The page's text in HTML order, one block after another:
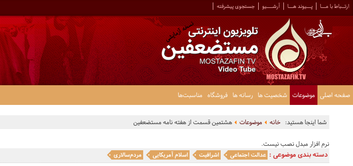
ارتــباط با مـــا پـــیوند هـــا آرشــــیو جستجوی پیشرفته
صفحه اصلی موضوعات شخصیت ها رسانه ها فروشگاه مناسبت‌ها
شما اینجا هستید: خانه موضوعات هشتمین قسمت از هفته نامه مستضعفین
نرم افزار مبدل نصب نیست.
دسته بندی موضوعی : عدالت اجتماعی اشرافیت اسلام آمریکایی مردم‌سالاری